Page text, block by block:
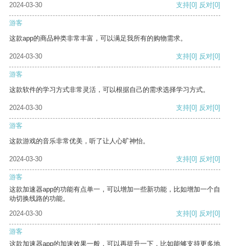
2024-03-30
支持[0] 反对[0]
游客
这款app的商品种类非常丰富，可以满足我所有的购物需求。
2024-03-30 支持[0] 反对[0]
游客
这款软件的学习方式非常灵活，可以根据自己的需求选择学习方式。
2024-03-30 支持[0] 反对[0]
游客
这款游戏的音乐非常优美，听了让人心旷神怡。
2024-03-30 支持[0] 反对[0]
游客
这款加速器app的功能有点单一，可以增加一些新功能，比如增加一个自
动切换线路的功能。
2024-03-30
支持[0] 反对[0]
游客
这款加速器app的加速效果一般，可以再提升一下，比如能够支持更多地